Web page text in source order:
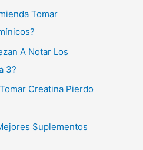
Tomar
A Notar Los
3?
Creatina Pierdo
Suplementos